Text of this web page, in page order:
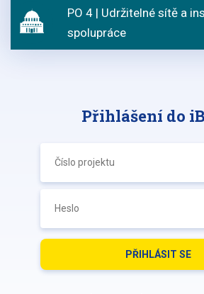
PO 4 | Udržitelné sítě a
spolupráce
Přihlášení do